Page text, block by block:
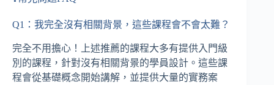
Q1：我完全沒有相關背景，這些課程會不會太難？
完全不用擔心！上述推薦的課程大多有提供入門級
別的課程，針對沒有相關背景的學員設計。這些課
程會從基礎概念開始講解，並提供大量的實務案